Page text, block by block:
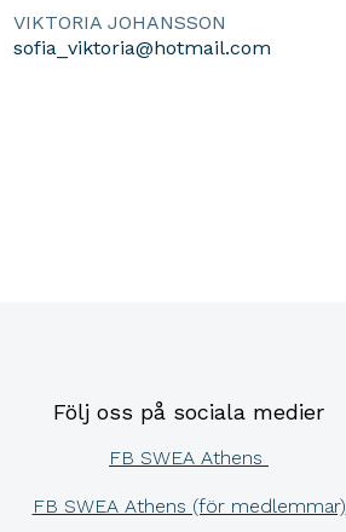
VIKTORIA JOHANSSON
sofia_viktoria@hotmail.com
Följ oss på sociala medier
FB SWEA Athens
FB SWEA Athens (för medlemmar)